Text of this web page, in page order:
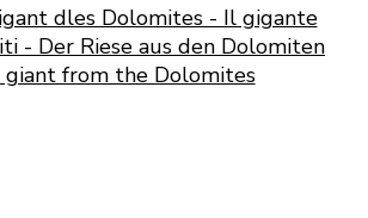
dles Dolomites - Il gigante
- Der Riese aus den Dolomiten
giant from the Dolomites